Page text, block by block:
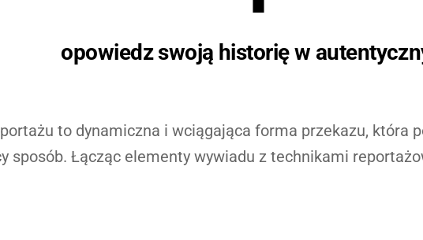
opowiedz swoją historię w
to dynamiczna i wciągająca forma przekazu, która
sposób. Łącząc elementy wywiadu z technikami